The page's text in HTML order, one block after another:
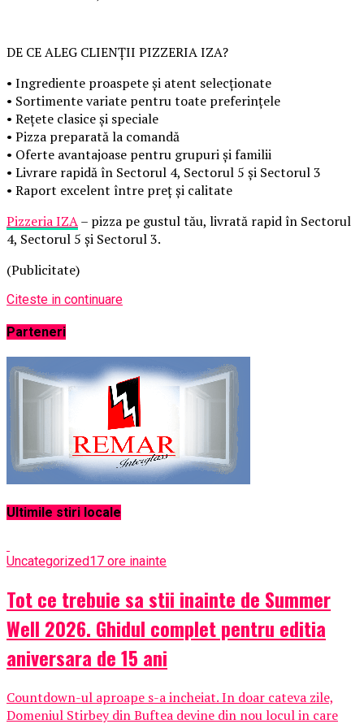
DE CE ALEG CLIENȚII PIZZERIA IZA?
• Ingrediente proaspete și atent selecționate
• Sortimente variate pentru toate preferințele
• Rețete clasice și speciale
• Pizza preparată la comandă
• Oferte avantajoase pentru grupuri și familii
• Livrare rapidă în Sectorul 4, Sectorul 5 și Sectorul 3
• Raport excelent între preț și calitate
Pizzeria IZA– pizza pe gustul tău, livrată rapid în Sectorul
4, Sectorul 5 și Sectorul 3.
(Publicitate)
Citeste in continuare
Parteneri
Ultimile stiri locale
Uncategorized17 ore inainte
Tot ce trebuie sa stii inainte de Summer
Well 2026. Ghidul complet pentru editia
aniversara de 15 ani
Countdown-ul aproape s-a incheiat. In doar cateva zile,
Domeniul Stirbey din Buftea devine din nou locul in care